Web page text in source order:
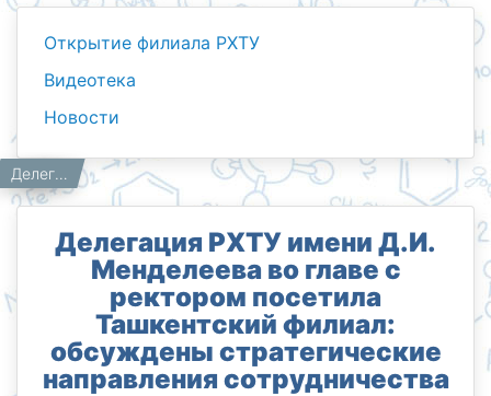
Открытие филиала РХТУ
Видеотека
Новости
Главная
Работникам
Новости Делегация РХТУ имени Д.И. Менделеева во главе с ректором посетила Ташкентский филиал: обсуждены стратегические направления сотрудничества
Делегация РХТУ имени Д.И.
Менделеева во главе с
ректором посетила
Ташкентский филиал:
обсуждены стратегические
направления сотрудничества